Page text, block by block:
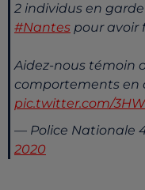
2 individus en
#Nantes pour avoir
Aidez-nous témoin
comportements en
pic.twitter.com/
— Police Nationale
2020